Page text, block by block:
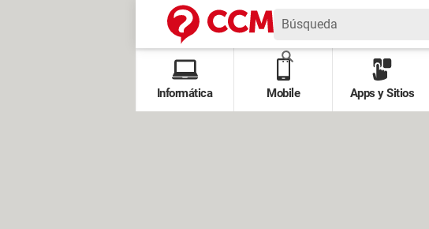
Informática Mobile Apps y Sitios